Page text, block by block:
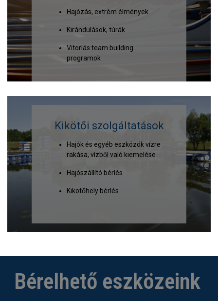
Hajózás, extrém élmények
Kirándulások, túrák
Vitorlás team building
programok
Kikötői szolgáltatások
Hajók és egyéb eszközök vízre
rakása, vízből való kiemelése
Hajószállító bérlés
Kikötőhely bérlés
Bérelhető eszközeink